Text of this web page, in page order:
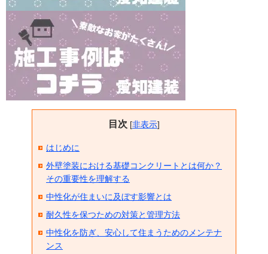
目次 [非表示]
はじめに
外壁塗装における基礎コンクリートとは何か？
その重要性を理解する
中性化が住まいに及ぼす影響とは
耐久性を保つための対策と管理方法
中性化を防ぎ、安心して住まうためのメンテナ
ンス